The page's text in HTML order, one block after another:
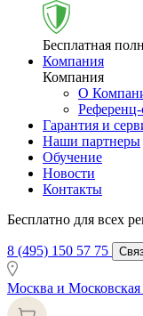
Бесплатная
Компания
Компания
О
Гарантия и
Наши партнеры
Обучение
Новости
Контакты
Бесплатно для всех
8 (495) 150 57 75
Москва и Московская